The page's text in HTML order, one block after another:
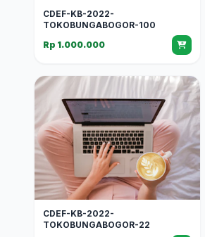
CDEF-KB-2022-
TOKOBUNGABOGOR-100
Rp 1.000.000
CDEF-KB-2022-
TOKOBUNGABOGOR-22